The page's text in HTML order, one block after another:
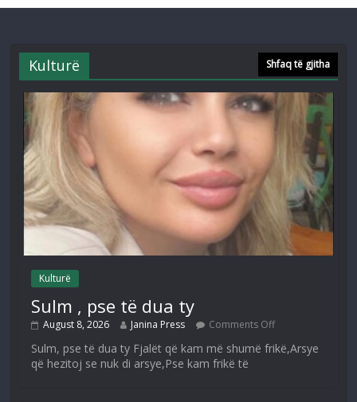
Kulturë Shfaq të gjitha
Kulturë
Sulm , pse të dua ty
August 8, 2026 Janina Press Comments Off
Sulm, pse të dua ty Fjalët që kam më shumë frikë,Arsye
që hezitoj se nuk di arsye,Pse kam frikë të